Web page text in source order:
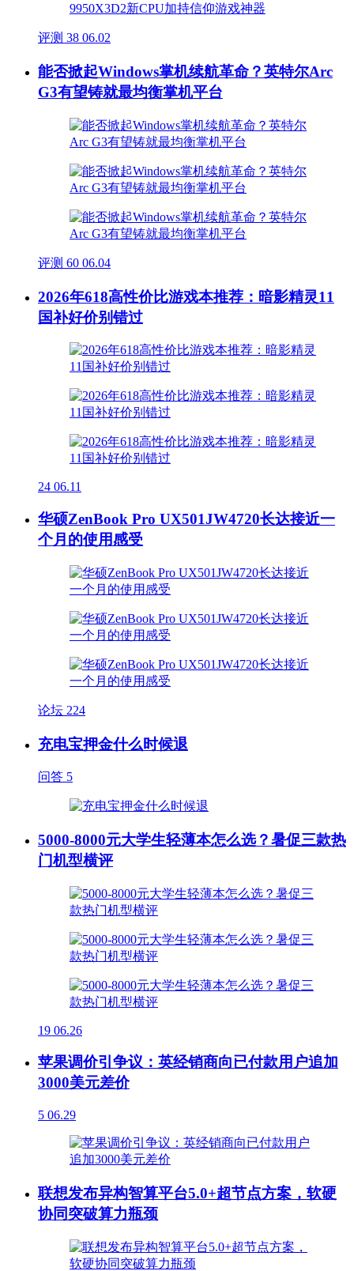
评测 38 06.02
能否掀起Windows掌机续航革命？英特尔Arc
G3有望铸就最均衡掌机平台
评测 60 06.04
2026年618高性价比游戏本推荐：暗影精灵11
国补好价别错过
24 06.11
华硕ZenBook Pro UX501JW4720长达接近一
个月的使用感受
论坛 224
充电宝押金什么时候退
问答 5
5000-8000元大学生轻薄本怎么选？暑促三款热
门机型横评
19 06.26
苹果调价引争议：英经销商向已付款用户追加
3000美元差价
5 06.29
联想发布异构智算平台5.0+超节点方案，软硬
协同突破算力瓶颈